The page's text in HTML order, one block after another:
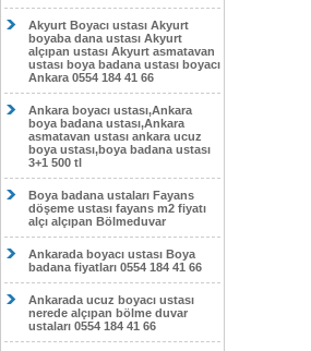
Akyurt Boyacı ustası Akyurt
boyaba dana ustası Akyurt
alçıpan ustası Akyurt asmatavan
ustası boya badana ustası boyacı
Ankara 0554 184 41 66
Ankara boyacı ustası,Ankara
boya badana ustası,Ankara
asmatavan ustası ankara ucuz
boya ustası,boya badana ustası
3+1 500 tl
Boya badana ustaları Fayans
döşeme ustası fayans m2 fiyatı
alçı alçıpan Bölmeduvar
Ankarada boyacı ustası Boya
badana fiyatları 0554 184 41 66
Ankarada ucuz boyacı ustası
nerede alçıpan bölme duvar
ustaları 0554 184 41 66